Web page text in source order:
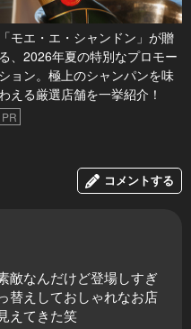
「モエ・エ・シャンドン」が贈
る、2026年夏の特別なプロモー
ション。極上のシャンパンを味
える厳選店舗を一挙紹介！
PR
コメントする
敵なんだけど登場しすぎ
替えしておしゃれなお店
えてきた笑